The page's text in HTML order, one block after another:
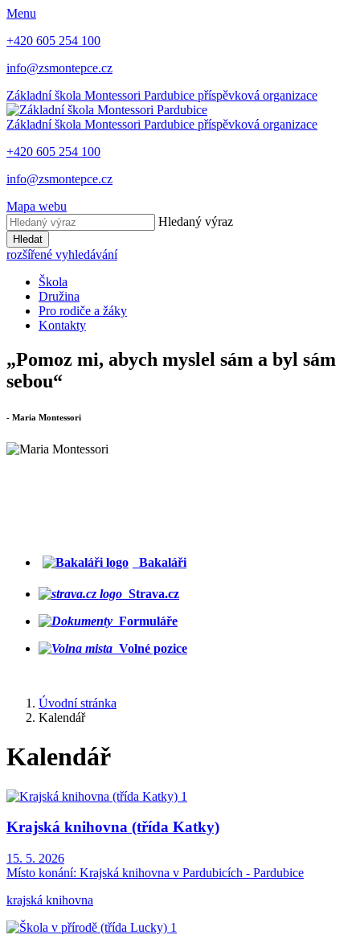
Menu
+420 605 254 100
info@zsmontepce.cz
Základní škola Montessori Pardubice příspěvková organizace
Základní škola Montessori Pardubice příspěvková organizace
+420 605 254 100
info@zsmontepce.cz
Mapa webu
Hledaný výraz
Hledat
rozšířené vyhledávání
Škola
Družina
Pro rodiče a žáky
Kontakty
„Pomoz mi, abych myslel sám a byl sám
sebou“
- Maria Montessori
Bakaláři
Strava.cz
Formuláře
Volné pozice
Úvodní stránka
Kalendář
Kalendář
Krajská knihovna (třída Katky)
15. 5. 2026
Místo konání: Krajská knihovna v Pardubicích - Pardubice
krajská knihovna